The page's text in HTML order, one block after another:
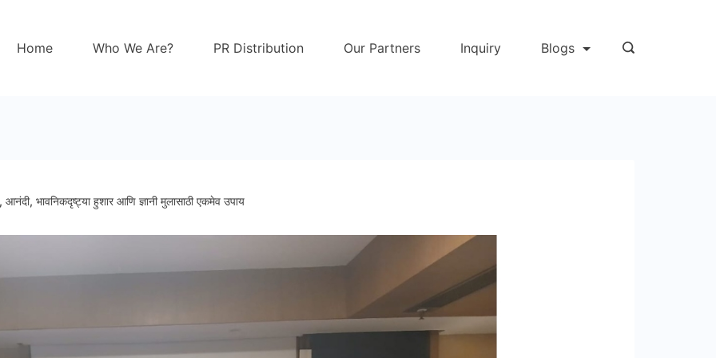
Home Who We Are? PR Distribution Our Partners Inquiry Blogs
भावनिकदृष्ट्या हुशार आणि ज्ञानी मुलासाठी एकमेव उपाय